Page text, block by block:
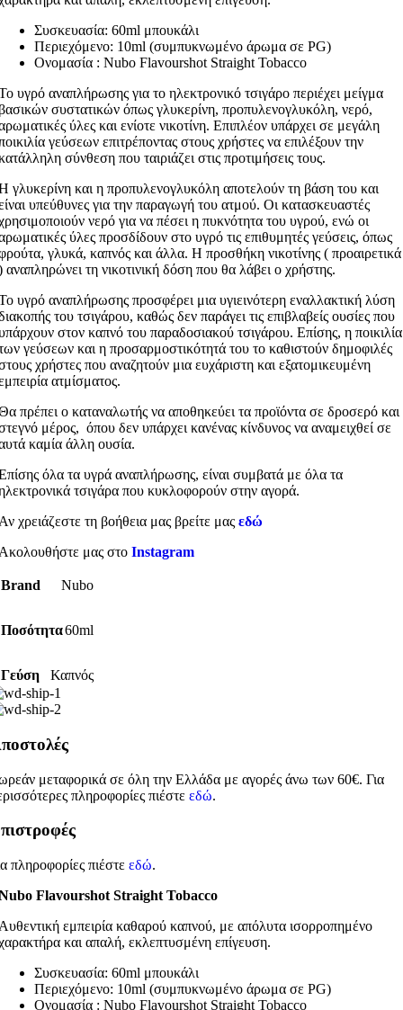
Συσκευασία: 60ml μπουκάλι
Περιεχόμενο: 10ml (συμπυκνωμένο άρωμα σε PG)
Ονομασία : Nubo Flavourshot Straight Tobacco
υγρό αναπλήρωσης για το ηλεκτρονικό τσιγάρο περιέχει μείγμα
συστατικών όπως γλυκερίνη, προπυλενογλυκόλη, νερό,
ύλες και ενίοτε νικοτίνη. Επιπλέον υπάρχει σε μεγάλη
γεύσεων επιτρέποντας στους χρήστες να επιλέξουν την
σύνθεση που ταιριάζει στις προτιμήσεις τους.
γλυκερίνη και η προπυλενογλυκόλη αποτελούν τη βάση του και
υπεύθυνες για την παραγωγή του ατμού. Οι κατασκευαστές
νερό για να πέσει η πυκνότητα του υγρού, ενώ οι
ύλες προσδίδουν στο υγρό τις επιθυμητές γεύσεις, όπως
γλυκά, καπνός και άλλα. Η προσθήκη νικοτίνης ( προαιρετικά
αναπληρώνει τη νικοτινική δόση που θα λάβει ο χρήστης.
υγρό αναπλήρωσης προσφέρει μια υγιεινότερη εναλλακτική λύση
του τσιγάρου, καθώς δεν παράγει τις επιβλαβείς ουσίες που
στον καπνό του παραδοσιακού τσιγάρου. Επίσης, η ποικιλία
γεύσεων και η προσαρμοστικότητά του το καθιστούν δημοφιλές
χρήστες που αναζητούν μια ευχάριστη και εξατομικευμένη
ατμίσματος.
πρέπει ο καταναλωτής να αποθηκεύει τα προϊόντα σε δροσερό και
μέρος, όπου δεν υπάρχει κανένας κίνδυνος να αναμειχθεί σε
καμία άλλη ουσία.
όλα τα υγρά αναπλήρωσης, είναι συμβατά με όλα τα
τσιγάρα που κυκλοφορούν στην αγορά.
χρειάζεστε τη βοήθεια μας βρείτε μας εδώ
μας στο Instagram
Brand Nubo
Ποσότητα60ml
Γεύση Καπνός
μεταφορικά σε όλη την Ελλάδα με αγορές άνω των 60€. Για
πληροφορίες πιέστε εδώ.
πληροφορίες πιέστε εδώ.
Flavourshot Straight Tobacco
εμπειρία καθαρού καπνού, με απόλυτα ισορροπημένο
και απαλή, εκλεπτυσμένη επίγευση.
Συσκευασία: 60ml μπουκάλι
Περιεχόμενο: 10ml (συμπυκνωμένο άρωμα σε PG)
Ονομασία : Nubo Flavourshot Straight Tobacco